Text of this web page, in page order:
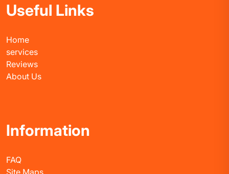
Useful Links
Home
services
Reviews
About Us
Information
FAQ
Site Maps